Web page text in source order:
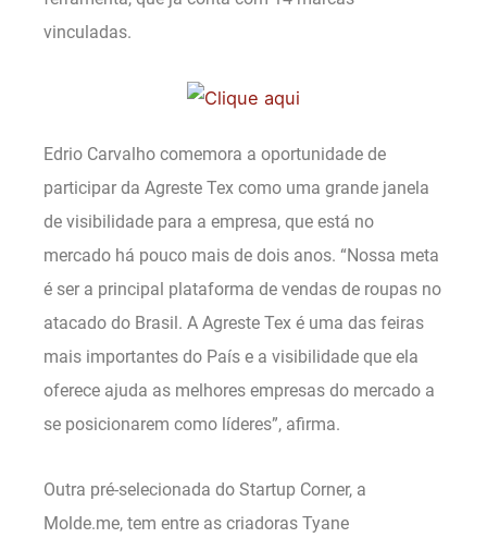
vinculadas.
Edrio Carvalho comemora a oportunidade de
participar da Agreste Tex como uma grande janela
de visibilidade para a empresa, que está no
mercado há pouco mais de dois anos. “Nossa meta
é ser a principal plataforma de vendas de roupas no
atacado do Brasil. A Agreste Tex é uma das feiras
mais importantes do País e a visibilidade que ela
oferece ajuda as melhores empresas do mercado a
se posicionarem como líderes”, afirma.
Outra pré-selecionada do Startup Corner, a
Molde.me, tem entre as criadoras Tyane